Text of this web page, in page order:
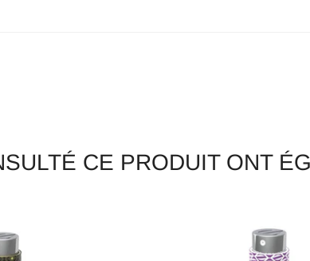
CE PRODUIT ONT